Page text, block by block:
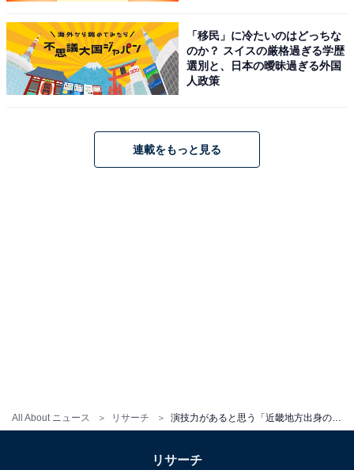
All About ニュース リサーチ
この記事の筆者：長谷川 優人
1990年生まれ。30代突入と同時期に未経験でライター業
を開始。日常系アニメと車好き。女性声優さんにも関心
をもち個人的にイベントへ参加している。現在の所有車
となった場所を聖地巡礼すべくドライブに出かける。
「移民」に冷たいのはどっちな
のか？ スイスの厳格過ぎる学歴
選別と、日本の曖昧過ぎる外国
人政策
連載をもっと見る
リサーチ